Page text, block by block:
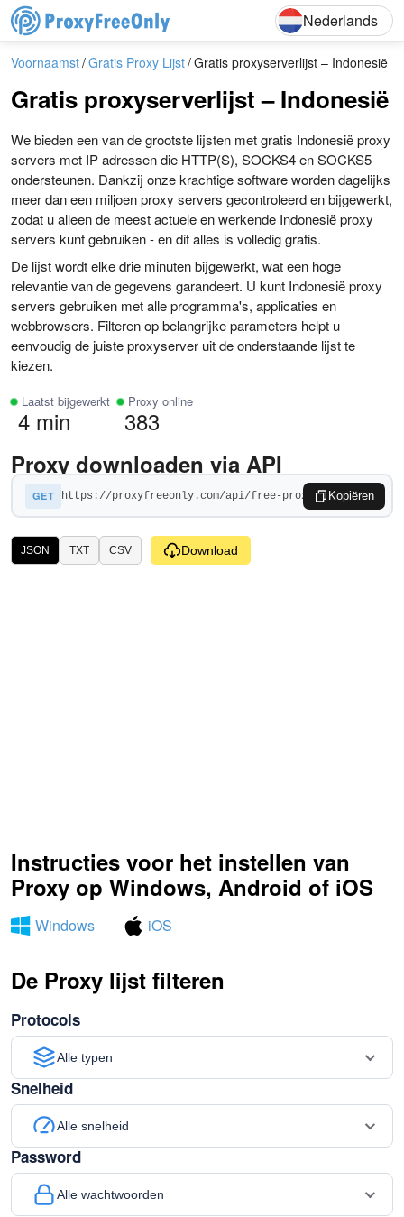
EnglishDeutsch
Nederlands
Voornaamst Gratis Proxy Lijst Gratis proxyserverlijst – Indonesië
Gratis proxyserverlijst – Indonesië
We bieden een van de grootste lijsten met gratis Indonesië proxy
servers met IP adressen die HTTP(S), SOCKS4 en SOCKS5
ondersteunen. Dankzij onze krachtige software worden dagelijks
meer dan een miljoen proxy servers gecontroleerd en bijgewerkt,
zodat u alleen de meest actuele en werkende Indonesië proxy
servers kunt gebruiken - en dit alles is volledig gratis.
De lijst wordt elke drie minuten bijgewerkt, wat een hoge
relevantie van de gegevens garandeert. U kunt Indonesië proxy
servers gebruiken met alle programma's, applicaties en
webbrowsers. Filteren op belangrijke parameters helpt u
eenvoudig de juiste proxyserver uit de onderstaande lijst te
kiezen.
Laatst bijgewerkt
4 min
Proxy online
383
Proxy downloaden via API
GET Kopiëren
JSON TXT CSV Download
Instructies voor het instellen van
Proxy op Windows, Android of iOS
Windows iOS
De Proxy lijst filteren
Protocols
Alle typen
Snelheid
Alle snelheid
Password
Alle wachtwoorden